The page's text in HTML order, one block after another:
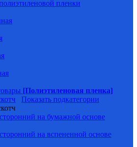
пленки
[Полиэтиленовая пленка]
Показать подкатегории
на бумажной основе
на вспененной основе